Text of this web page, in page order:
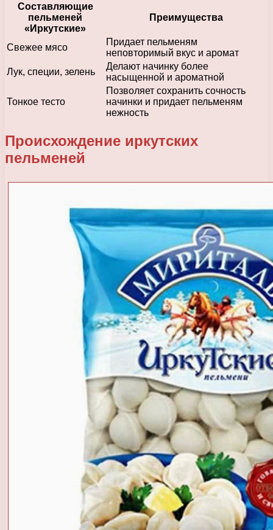
Составляющие
пельменей
«Иркутские»
Преимущества
Свежее мясо
Придает пельменям
неповторимый вкус и аромат
Лук, специи, зелень
Делают начинку более
насыщенной и ароматной
Тонкое тесто
Позволяет сохранить сочность
начинки и придает пельменям
нежность
Происхождение иркутских
пельменей